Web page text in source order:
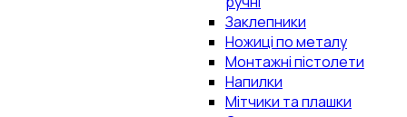
Заклепники
Ножиці по металу
Монтажні пістолети
Напилки
Мітчики та плашки